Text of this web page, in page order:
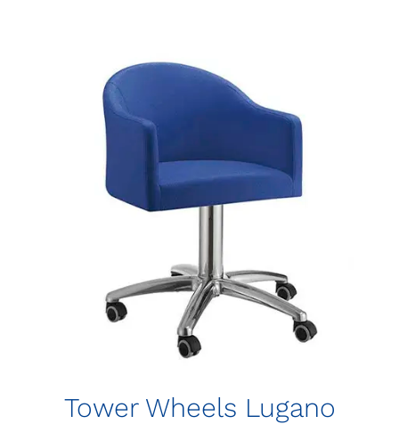
Tower Wheels Lugano